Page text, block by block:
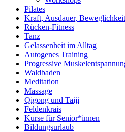
Pilates
Kraft, Ausdauer, Beweglichkeit
Rücken-Fitness
Tanz
Gelassenheit im Alltag
Autogenes Training
Progressive
Waldbaden
Meditation
Massage
Qigong und Taiji
Feldenkrais
Kurse für Senior*innen
Bildungsurlaub